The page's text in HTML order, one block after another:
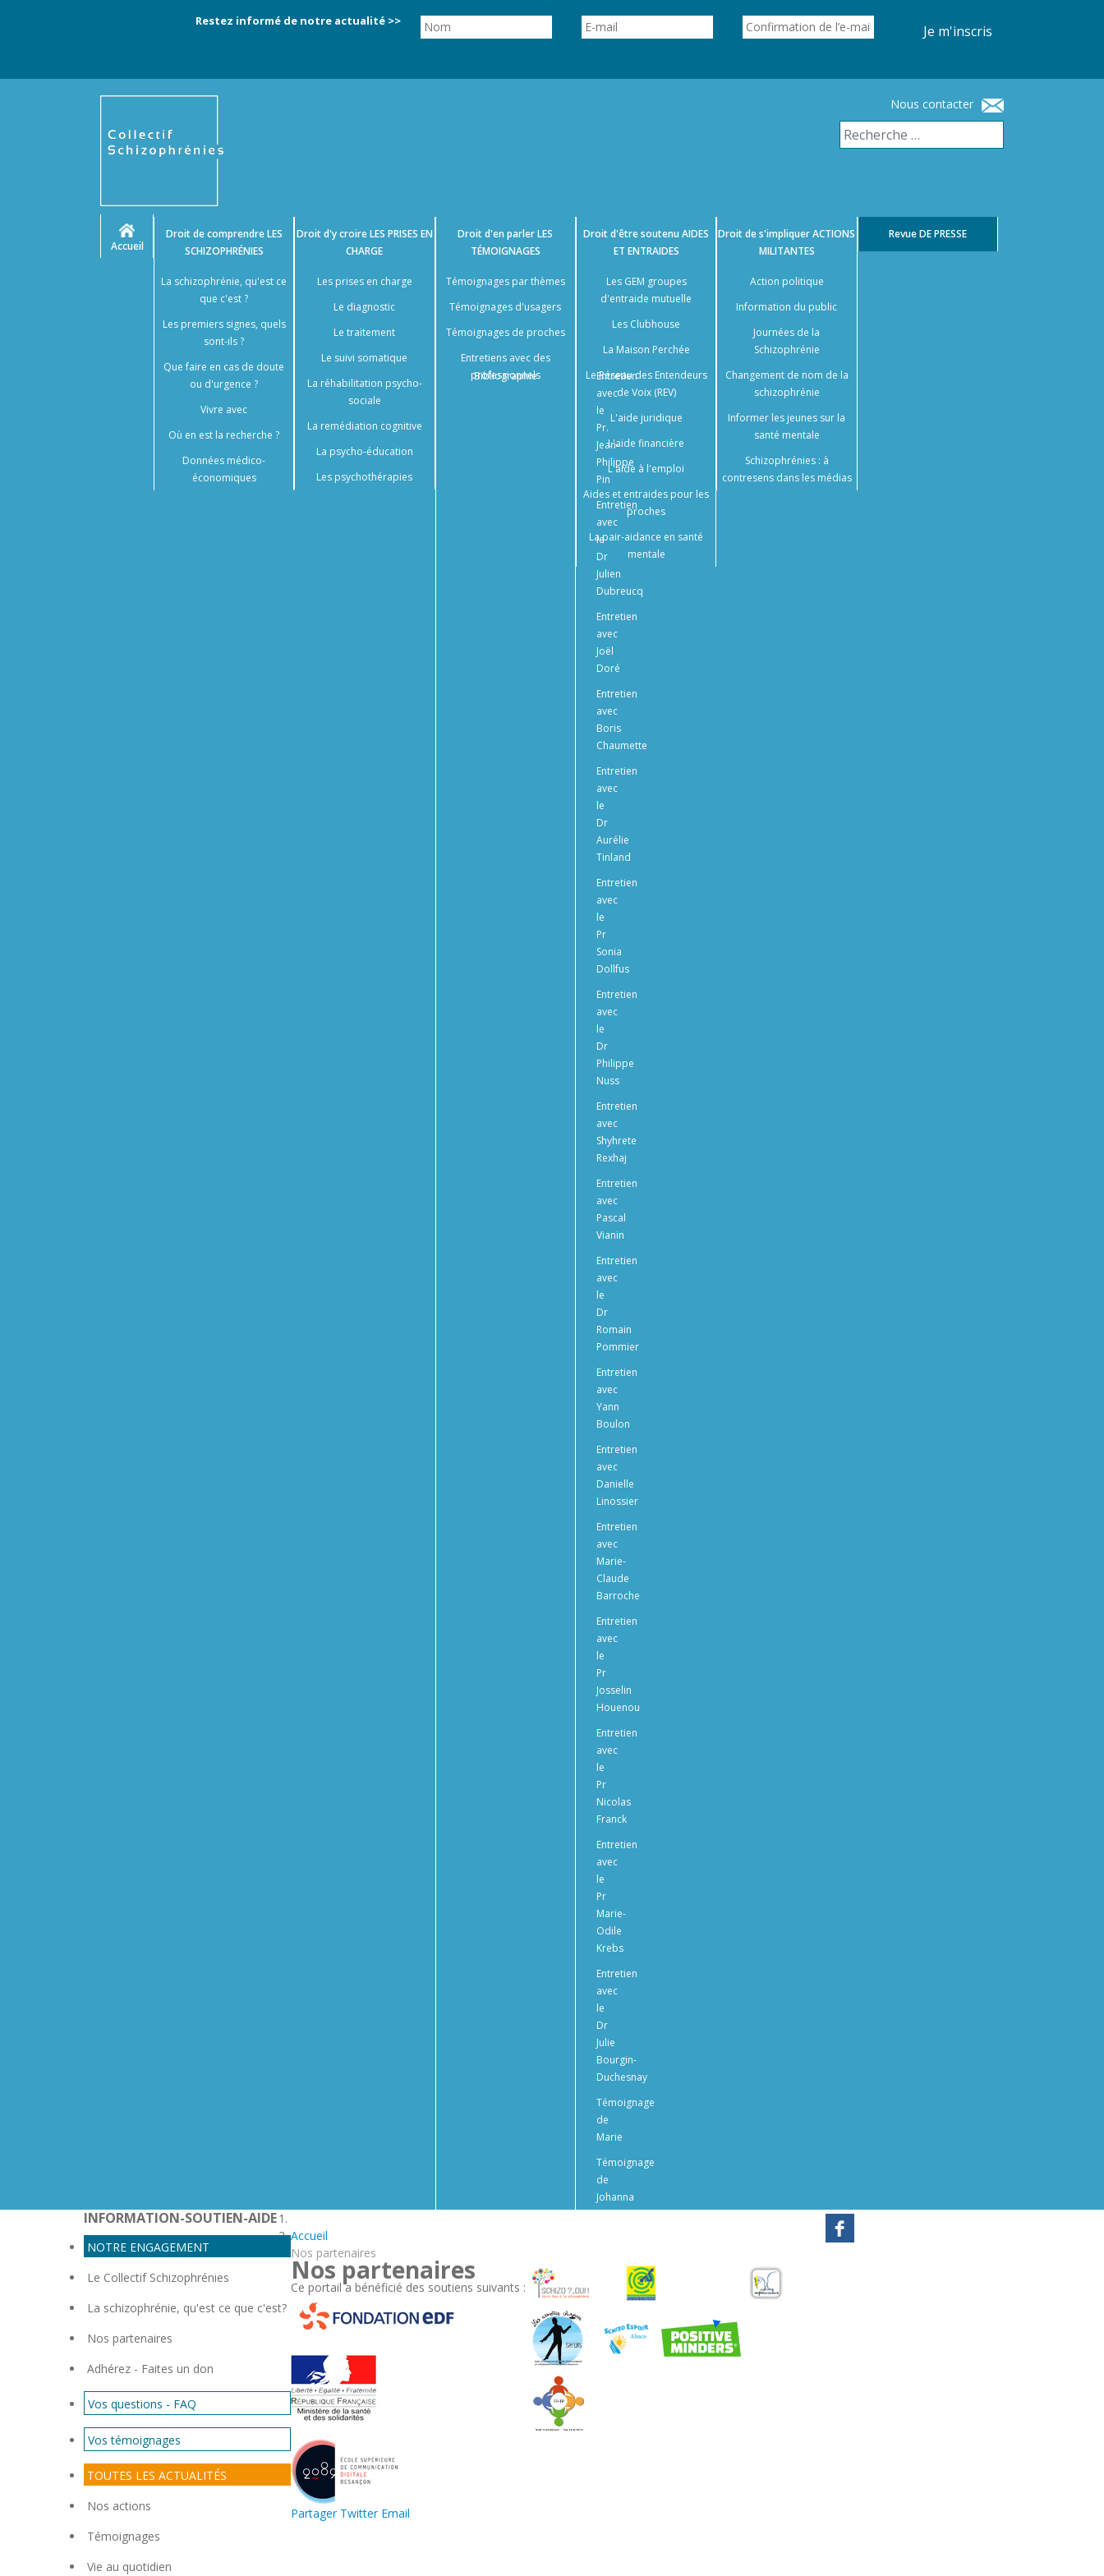
Restez informé de notre actualité >>
Je m'inscris
Nous contacter
Accueil
Droit de comprendreLES
SCHIZOPHRÉNIES
La schizophrénie, qu'est ce
que c'est ?
Les premiers signes, quels
sont-ils ?
Que faire en cas de doute
ou d'urgence ?
Vivre avec
Où en est la recherche ?
Données médico-
économiques
Droit d'y croireLES PRISES EN
CHARGE
Les prises en charge
Le diagnostic
Le traitement
Le suivi somatique
La réhabilitation psycho-
sociale
La remédiation cognitive
La psycho-éducation
Les psychothérapies
Droit d'en parlerLES
TÉMOIGNAGES
Témoignages par thèmes
Témoignages d'usagers
Témoignages de proches
Entretiens avec des
professionnels
Entretien
avec
le
Pr.
Jean-
Philippe
Pin
Entretien
avec
le
Dr
Julien
Dubreucq
Entretien
avec
Joël
Doré
Entretien
avec
Boris
Chaumette
Entretien
avec
le
Dr
Aurélie
Tinland
Entretien
avec
le
Pr
Sonia
Dollfus
Entretien
avec
le
Dr
Philippe
Nuss
Entretien
avec
Shyhrete
Rexhaj
Entretien
avec
Pascal
Vianin
Entretien
avec
le
Dr
Romain
Pommier
Entretien
avec
Yann
Boulon
Entretien
avec
Danielle
Linossier
Entretien
avec
Marie-
Claude
Barroche
Entretien
avec
le
Pr
Josselin
Houenou
Entretien
avec
le
Pr
Nicolas
Franck
Entretien
avec
le
Pr
Marie-
Odile
Krebs
Entretien
avec
le
Dr
Julie
Bourgin-
Duchesnay
Témoignage
de
Marie
Témoignage
de
Johanna
Bibliographie
Droit d'être soutenuAIDES
ET ENTRAIDES
Les GEM groupes
d'entraide mutuelle
Les Clubhouse
La Maison Perchée
Le Réseau des Entendeurs
de Voix (REV)
L'aide juridique
L'aide financière
L'aide à l'emploi
Aides et entraides pour les
proches
La pair-aidance en santé
mentale
Droit de s'impliquerACTIONS
MILITANTES
Action politique
Information du public
Journées de la
Schizophrénie
Changement de nom de la
schizophrénie
Informer les jeunes sur la
santé mentale
Schizophrénies : à
contresens dans les médias
RevueDE PRESSE
INFORMATION-SOUTIEN-AIDE
NOTRE ENGAGEMENT
Le Collectif Schizophrénies
La schizophrénie, qu'est ce que c'est?
Nos partenaires
Adhérez - Faites un don
Vos questions - FAQ
Vos témoignages
TOUTES LES ACTUALITÉS
Nos actions
Témoignages
Vie au quotidien
Accueil
Nos partenaires
Nos partenaires
Ce portail a bénéficié des soutiens suivants :
Partager Twitter Email